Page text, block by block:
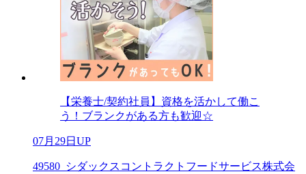
【栄養士/契約社員】資格を活かして働こ
う！ブランクがある方も歓迎☆
07月29日UP
49580_シダックスコントラクトフードサービス株式会